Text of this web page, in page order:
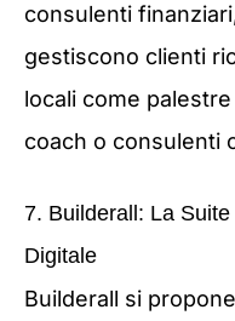
consulenti
gestiscono clienti
locali come
coach o consulenti
7. Builderall: La
Digitale
Builderall si